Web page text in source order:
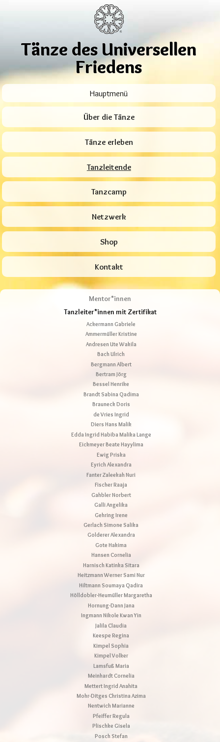
Tänze des Universellen
Friedens
Hauptmenü
Über die Tänze
Tänze erleben
Tanzleitende
Tanzcamp
Netzwerk
Shop
Kontakt
Mentor*innen
Tanzleiter*innen mit Zertifikat
Ackermann Gabriele
Ammermüller Kristine
Andresen Ute Wakila
Bach Ulrich
Bergmann Albert
Bertram Jörg
Bessel Henrike
Brandt Sabina Qadima
Brauneck Doris
de Vries Ingrid
Diers Hans Malik
Edda Ingrid Habiba Malika Lange
Eickmeyer Beate Hayylima
Ewig Priska
Eyrich Alexandra
Fanter Zaleekah Nuri
Fischer Raaja
Gahbler Norbert
Galli Angelika
Gehring Irene
Gerlach Simone Salika
Golderer Alexandra
Gote Hakima
Hansen Cornelia
Harnisch Katinka Sitara
Heitzmann Werner Sami Nur
Hiltmann Soumaya Qadira
Hölldobler-Heumüller Margaretha
Hornung-Dann Jana
Ingmann Nikole Kwan Yin
Jalila Claudia
Keespe Regina
Kimpel Sophia
Kimpel Volker
Lamsfuß Maria
Meinhardt Cornelia
Mettert Ingrid Anahita
Mohr-Ditges Christina Azima
Nentwich Marianne
Pfeiffer Regula
Plischke Gisela
Posch Stefan